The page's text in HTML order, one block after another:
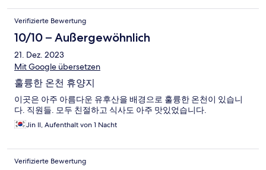
Verifizierte Bewertung
10/10 – Außergewöhnlich
21. Dez. 2023
Mit Google übersetzen
훌륭한 온천 휴양지
이곳은 아주 아름다운 유후산을 배경으로 훌륭한 온천이 있습니
다. 직원들. 모두 친절하고 식사도 아주 맛있었습니다.
Jin Il, Aufenthalt von 1 Nacht
Verifizierte Bewertung